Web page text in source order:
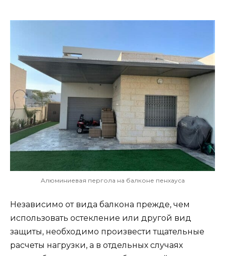
Алюминиевая пергола на балконе пенхауса
Независимо от вида балкона прежде, чем
использовать остекление или другой вид
защиты, необходимо произвести тщательные
расчеты нагрузки, а в отдельных случаях